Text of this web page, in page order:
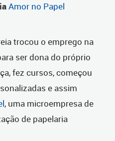
Amor no Papel
trocou o emprego na
ser dona do próprio
fez cursos, começou
e assim
, uma microempresa de
de papelaria